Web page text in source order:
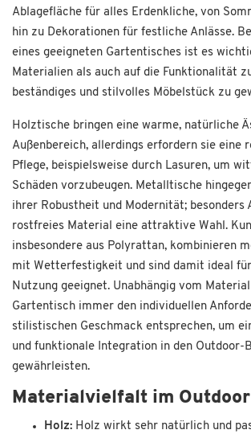
Ablagefläche für alles Erdenkliche, von
hin zu Dekorationen für festliche Anlässe.
eines geeigneten Gartentisches ist es
Materialien als auch auf die Funktionalität
beständiges und stilvolles Möbelstück zu
Holztische bringen eine warme, natürliche
Außenbereich, allerdings erfordern sie eine
Pflege, beispielsweise durch Lasuren, um
Schäden vorzubeugen. Metalltische
ihrer Robustheit und Modernität; besonders
rostfreies Material eine attraktive Wahl.
insbesondere aus Polyrattan, kombinieren
mit Wetterfestigkeit und sind damit ideal
Nutzung geeignet. Unabhängig vom
Gartentisch immer den individuellen
stilistischen Geschmack entsprechen, um
und funktionale Integration in den Outdoor-
gewährleisten.
Materialvielfalt im
Holz: Holz wirkt sehr natürlich und